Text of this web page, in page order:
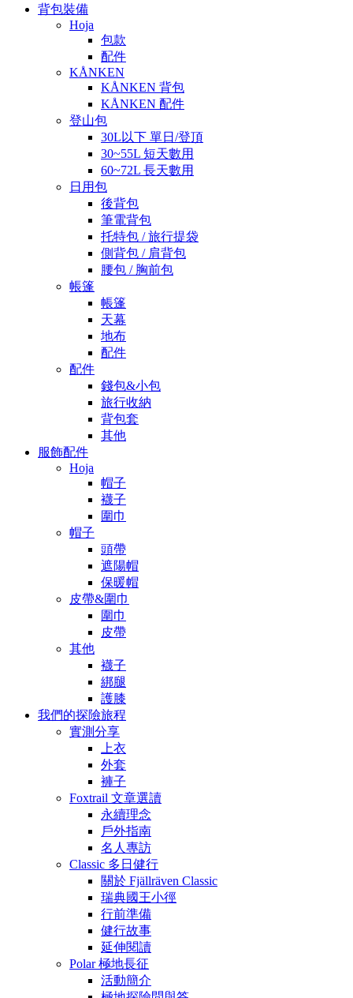
背包裝備
Hoja
包款
配件
KÅNKEN
KÅNKEN 背包
KÅNKEN 配件
登山包
30L以下 單日/登頂
30~55L 短天數用
60~72L 長天數用
日用包
後背包
筆電背包
托特包 / 旅行提袋
側背包 / 肩背包
腰包 / 胸前包
帳篷
帳篷
天幕
地布
配件
配件
錢包&小包
旅行收納
背包套
其他
服飾配件
Hoja
帽子
襪子
圍巾
帽子
頭帶
遮陽帽
保暖帽
皮帶&圍巾
圍巾
皮帶
其他
襪子
綁腿
護膝
我們的探險旅程
實測分享
上衣
外套
褲子
Foxtrail 文章選讀
永續理念
戶外指南
名人專訪
Classic 多日健行
關於 Fjällräven Classic
瑞典國王小徑
行前準備
健行故事
延伸閱讀
Polar 極地長征
活動簡介